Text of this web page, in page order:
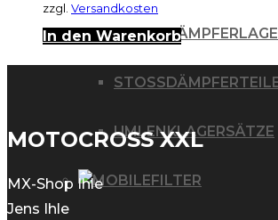
STOSSDÄMPFERLAGER
STOSSDÄMPFERTEILE
UMLENKLAGERSÄTZE
FILTER
zzgl. Versandkosten
In den Warenkorb
MOTOCROSS XXL
MX-Shop Ihle
Jens Ihle